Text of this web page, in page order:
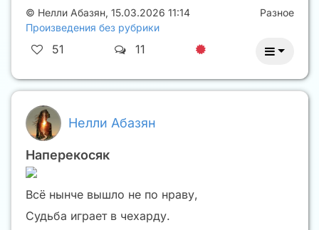
© Нелли Абазян, 15.03.2026 11:14
Произведения без рубрики
Разное
51 11
Нелли Абазян
Наперекосяк
Всё нынче вышло не по нраву,
Судьба играет в чехарду.